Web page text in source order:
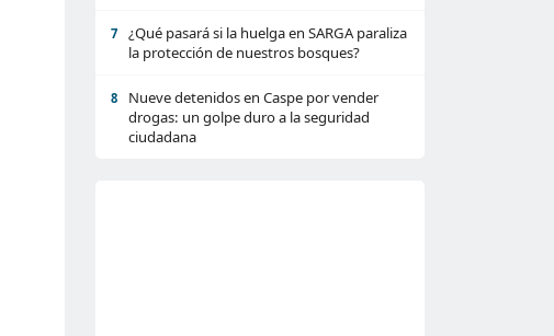
7
¿Qué pasará si la huelga en SARGA paraliza
la protección de nuestros bosques?
8
Nueve detenidos en Caspe por vender
drogas: un golpe duro a la seguridad
ciudadana